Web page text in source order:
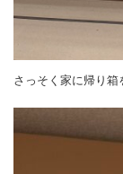
さっそく家に帰り箱